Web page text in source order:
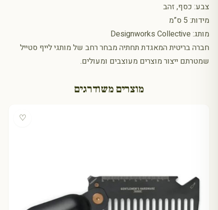
צבע: כסף, זהב
מידות: 5 ס”מ
מותג: Designworks Collective
חברה בריטית המאגדת תחתיה מבחר רחב של מותגי לייף סטייל
שמטרתם ייצור מוצרים מעוצבים ומעולים.
מוצרים משודרגים
♡